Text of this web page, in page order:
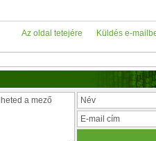
Küldés e-
Az oldal tetejére